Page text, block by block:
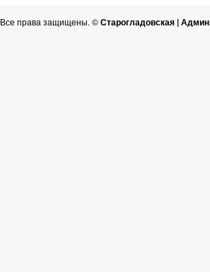
Все права защищены. ©Старогладовская |